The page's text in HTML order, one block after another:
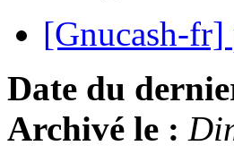
[Gnucash-fr]
Date du
Archivé le :